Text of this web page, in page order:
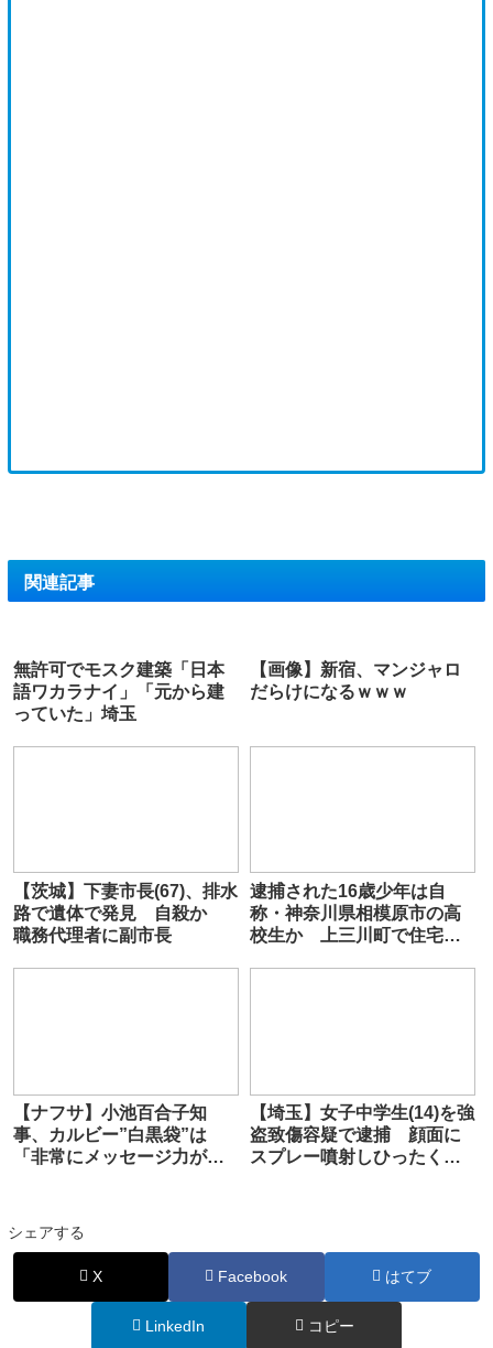
関連記事
無許可でモスク建築「日本
語ワカラナイ」「元から建
っていた」埼玉
【画像】新宿、マンジャロ
だらけになるｗｗｗ
【茨城】下妻市長(67)、排水
路で遺体で発見 自殺か
職務代理者に副市長
逮捕された16歳少年は自
称・神奈川県相模原市の高
校生か 上三川町で住宅に
【ナフサ】小池百合子知
事、カルビー”白黒袋”は
「非常にメッセージ力があ
【埼玉】女子中学生(14)を強
盗致傷容疑で逮捕 顔面に
スプレー噴射しひったくり
シェアする
X Facebook はてブ
LinkedIn コピー